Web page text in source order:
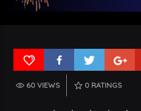
60 VIEWS 0 RATINGS